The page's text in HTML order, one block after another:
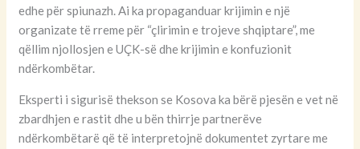
edhe për spiunazh. Ai ka propaganduar krijimin e një
organizate të rreme për “çlirimin e trojeve shqiptare”, me
qëllim njollosjen e UÇK-së dhe krijimin e konfuzionit
ndërkombëtar.
Eksperti i sigurisë thekson se Kosova ka bërë pjesën e vet në
zbardhjen e rastit dhe u bën thirrje partnerëve
ndërkombëtarë që të interpretojnë dokumentet zyrtare me